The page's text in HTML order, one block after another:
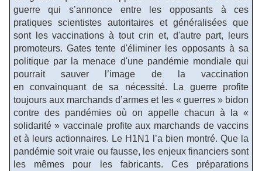
guerre qui s’annonce entre les opposants à ces
pratiques scientistes autoritaires et généralisées que
sont les vaccinations à tout crin et, d'autre part, leurs
promoteurs. Gates tente d'éliminer les opposants à sa
politique par la menace d'une pandémie mondiale qui
pourrait sauver l’image de la vaccination
en convainquant de sa nécessité. La guerre profite
toujours aux marchands d’armes et les « guerres » bidon
contre des pandémies où on appelle chacun à la «
solidarité » vaccinale profite aux marchands de vaccins
et à leurs actionnaires. Le H1N1 l’a bien montré. Que la
pandémie soit vraie ou fausse, les enjeux financiers sont
les mêmes pour les fabricants. Ces préparations